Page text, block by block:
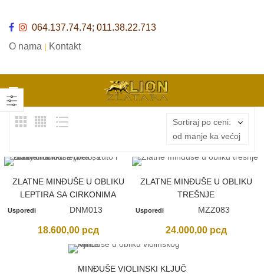
064.137.74.74; 011.38.22.713
O nama | Kontakt
Sortiraj po ceni:
od manje ka većoj
ZLATNE MINĐUŠE U OBLIKU
LEPTIRA SA CIRKONIMA
Usporedi DNM013
18.600,00 рсд
ZLATNE MINĐUŠE U OBLIKU
TREŠNJE
Usporedi MZZ083
24.000,00 рсд
MINĐUŠE VIOLINSKI KLJUČ